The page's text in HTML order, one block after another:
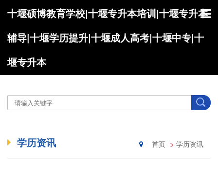
十堰硕博教育学校|十堰专升本培训|十堰专升本
辅导|十堰学历提升|十堰成人高考|十堰中专|十
堰专升本
学历资讯 首页 学历资讯